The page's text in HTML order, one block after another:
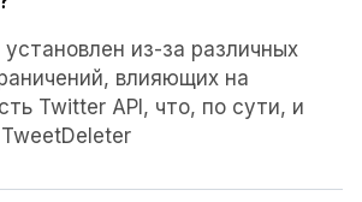
из-за различных
влияющих на
Twitter API, что, по сути, и